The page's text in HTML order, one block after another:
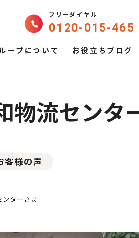
フリーダイヤル
0120-015-465
ープについて お役立ちブログ
物流センタ
客様の声
ターさま